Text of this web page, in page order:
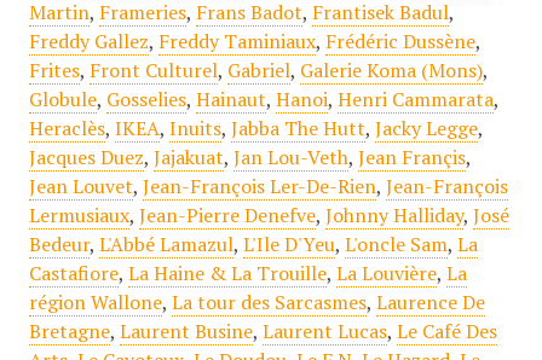
Martin, Frameries, Frans Badot, Frantisek Badul,
Freddy Gallez, Freddy Taminiaux, Frédéric Dussène,
Frites, Front Culturel, Gabriel, Galerie Koma (Mons),
Globule, Gosselies, Hainaut, Hanoi, Henri Cammarata,
Heraclès, IKEA, Inuits, Jabba The Hutt, Jacky Legge,
Jacques Duez, Jajakuat, Jan Lou-Veth, Jean Françis,
Jean Louvet, Jean-François Ler-De-Rien, Jean-François
Lermusiaux, Jean-Pierre Denefve, Johnny Halliday, José
Bedeur, L'Abbé Lamazul, L'Ile D'Yeu, L'oncle Sam, La
Castafiore, La Haine & La Trouille, La Louvière, La
région Wallone, La tour des Sarcasmes, Laurence De
Bretagne, Laurent Busine, Laurent Lucas, Le Café Des